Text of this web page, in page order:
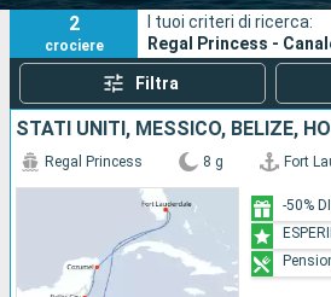
Ricerca
2
crociere
I tuoi criteri di ricerca:
Regal Princess -
Filtra
Regal Princess 8 g Fort
-50%